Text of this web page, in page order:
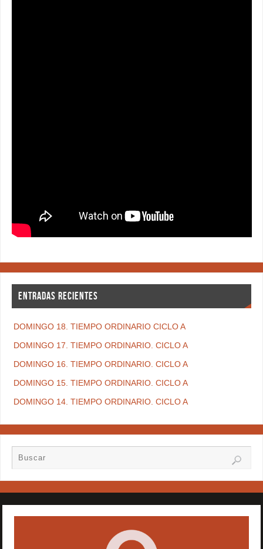
ENTRADAS RECIENTES
DOMINGO 18. TIEMPO ORDINARIO CICLO A
DOMINGO 17. TIEMPO ORDINARIO. CICLO A
DOMINGO 16. TIEMPO ORDINARIO. CICLO A
DOMINGO 15. TIEMPO ORDINARIO. CICLO A
DOMINGO 14. TIEMPO ORDINARIO. CICLO A